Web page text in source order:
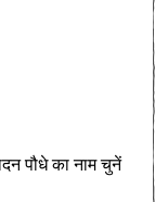
पौधे का नाम चुनें